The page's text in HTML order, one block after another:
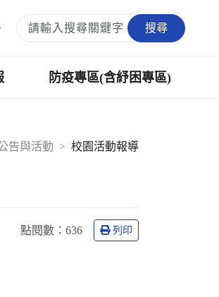
搜尋
防疫專區(含紓困專區)
告與活動 校園活動報導
點閱數： 636 列印